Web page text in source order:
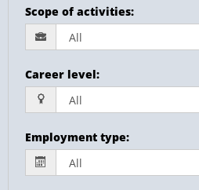
Scope of activities:
Career level:
Employment type: